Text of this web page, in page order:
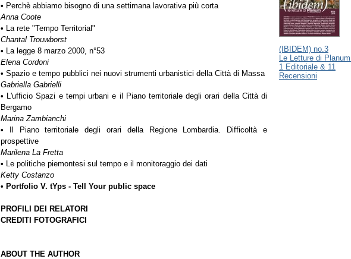
• Perchè abbiamo bisogno di una settimana lavorativa più corta
Anna Coote
• La rete "Tempo Territorial"
Chantal Trouwborst
• La legge 8 marzo 2000, n°53
Elena Cordoni
• Spazio e tempo pubblici nei nuovi strumenti urbanistici della Città di Massa
Gabriella Gabrielli
• L'ufficio Spazi e tempi urbani e il Piano territoriale degli orari della Città di
Bergamo
Marina Zambianchi
•
Il Piano territoriale degli orari della Regione Lombardia. Difficoltà e
prospettive
Marilena La Fretta
• Le politiche piemontesi sul tempo e il monitoraggio dei dati
Ketty Costanzo
• Portfolio V. tYps - Tell Your public space
PROFILI DEI RELATORI
CREDITI FOTOGRAFICI
ABOUT THE AUTHOR
(IBIDEM) no.3
Le Letture di Planum |
1 Editoriale & 11
Recensioni